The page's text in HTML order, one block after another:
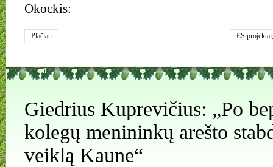
Okockis:
Plačiau ES projektai
0
Giedrius Kuprevičius: „Po
kolegų menininkų arešto
veiklą Kaune“